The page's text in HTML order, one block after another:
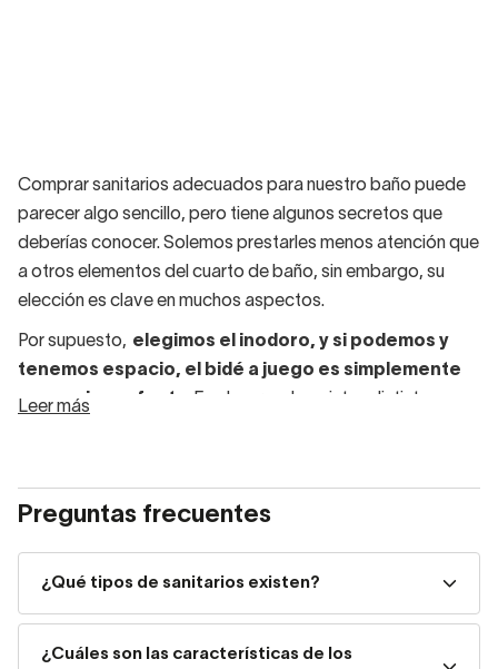
Comprar sanitarios adecuados para nuestro baño puede
parecer algo sencillo, pero tiene algunos secretos que
deberías conocer. Solemos prestarles menos atención que
a otros elementos del cuarto de baño, sin embargo, su
elección es clave en muchos aspectos.
Por supuesto, elegimos el inodoro, y si podemos y
tenemos espacio, el bidé a juego es simplemente
su pareja perfecta
que debes tener en cuenta antes de decidirte por uno u
otro.
Tipos de sanitarios
Encontramosdos tipos sanitarios: de pie o
suspendidos.
Leer más
Preguntas frecuentes
¿Qué tipos de sanitarios existen?
¿Cuáles son las características de los